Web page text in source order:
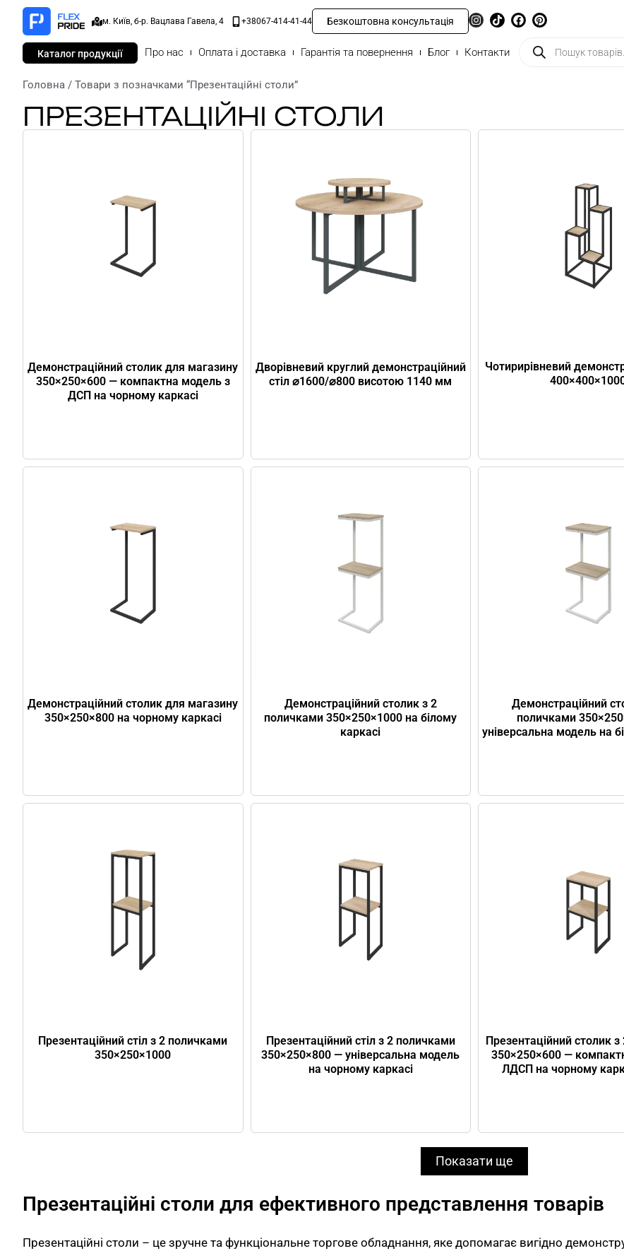
м. Київ, б-р. Вацлава Гавела, 4 +38067-414-41-44 Безкоштовна консультація
Каталог продукції Про нас Оплата і доставка Гарантія та повернення Блог Контакти
Головна / Товари з позначками “Презентаційні столи”
ПРЕЗЕНТАЦІЙНІ СТОЛИ
Демонстраційний столик для магазину
350×250×600 — компактна модель з
ДСП на чорному каркасі
Дворівневий круглий демонстраційний
стіл ⌀1600/⌀800 висотою 1140 мм
Чотирирівневий
Демонстраційний столик для магазину
350×250×800 на чорному каркасі
Демонстраційний столик з 2
поличками 350×250×1000 на білому
каркасі
Демонстраційний
поличками
універсальна модель на
Презентаційний стіл з 2 поличками
350×250×1000
Презентаційний стіл з 2 поличками
350×250×800 — універсальна модель
на чорному каркасі
Презентаційний столик
350×250×600 —
ЛДСП на чорному
Показати ще
Презентаційні столи для ефективного представлення товарів
Презентаційні столи – це зручне та функціональне торгове обладнання, яке допомагає вигідно